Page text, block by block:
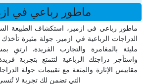
ماطور رباعي في
ماطور رباعي في ازمیر، استكشاف الطبيعة
الدراجات الرباعية في ازمیر. جولة مثيرة
مليئة بالمغامرة والتجارب الفريدة. ارتقِ
واستأجر دراجتك الرباعية لتتمتع بتجربة
مقاييس الإثارة والمتعة مع تقييمات جولة
التي تضمن لك تجربة لا